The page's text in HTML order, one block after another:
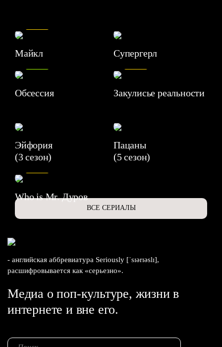
Майкл Супергерл
Обсессия
7.1
Закулисье реальности
Эйфория
(3 сезон)
Пацаны
(5 сезон)
Who is Mr. Дуров
ВСЕ СЕРИАЛЫ
- английская аббревиатура Seriously [ˈsɪərɪəslɪ],
расшифровывается как «серьезно».
Медиа о поп-культуре, жизни в
интернете и вне его.